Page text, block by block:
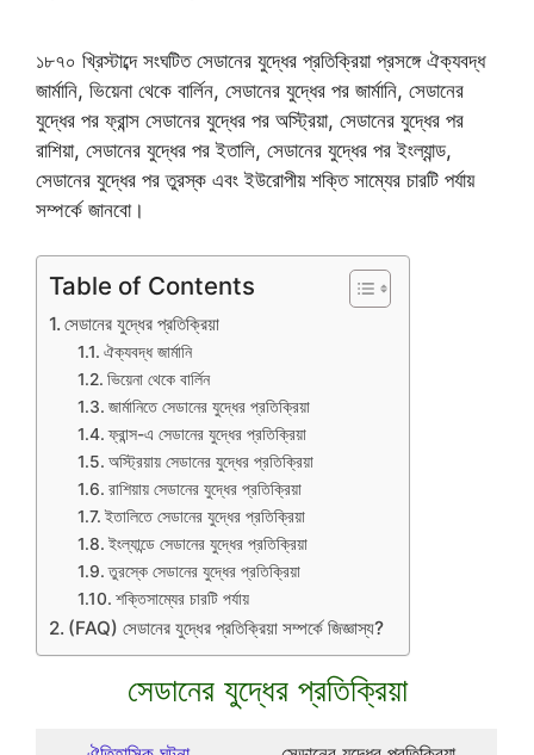
১৮৭০ খ্রিস্টাব্দে সংঘটিত সেডানের যুদ্ধের প্রতিক্রিয়া প্রসঙ্গে ঐক্যবদ্ধ
জার্মানি, ভিয়েনা থেকে বার্লিন, সেডানের যুদ্ধের পর জার্মানি, সেডানের
যুদ্ধের পর ফ্রান্স সেডানের যুদ্ধের পর অস্ট্রিয়া, সেডানের যুদ্ধের পর
রাশিয়া, সেডানের যুদ্ধের পর ইতালি, সেডানের যুদ্ধের পর ইংল্যান্ড,
সেডানের যুদ্ধের পর তুরস্ক এবং ইউরোপীয় শক্তি সাম্যের চারটি পর্যায়
সম্পর্কে জানবো।
Table of Contents
সেডানের যুদ্ধের প্রতিক্রিয়া
ঐক্যবদ্ধ জার্মানি
ভিয়েনা থেকে বার্লিন
জার্মানিতে সেডানের যুদ্ধের প্রতিক্রিয়া
ফ্রান্স-এ সেডানের যুদ্ধের প্রতিক্রিয়া
অস্ট্রিয়ায় সেডানের যুদ্ধের প্রতিক্রিয়া
রাশিয়ায় সেডানের যুদ্ধের প্রতিক্রিয়া
ইতালিতে সেডানের যুদ্ধের প্রতিক্রিয়া
ইংল্যান্ডে সেডানের যুদ্ধের প্রতিক্রিয়া
তুরস্কে সেডানের যুদ্ধের প্রতিক্রিয়া
শক্তিসাম্যের চারটি পর্যায়
(FAQ) সেডানের যুদ্ধের প্রতিক্রিয়া সম্পর্কে জিজ্ঞাস্য?
সেডানের যুদ্ধের প্রতিক্রিয়া